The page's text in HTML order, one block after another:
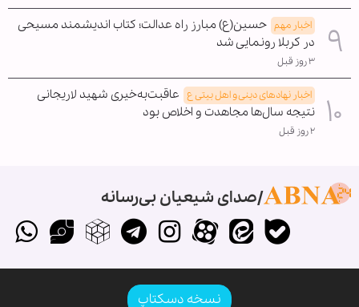
اخبار مهم حسین(ع) مبارز راه عدالت؛ کتاب اندیشمند مسیحی
در کربلا رونمایی شد
۳ روز قبل
اخبار نهادهای دینی و اهل بیتی ع عاقبت‌به‌خیری شهید لاریجانی
نتیجه سال‌ها مجاهدت و اخلاص بود
۲ روز قبل
صدای شیعیان بی‌رسانه
نسخه دسکتاپ